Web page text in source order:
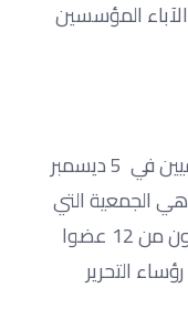
المؤسسين
ثم انعقدت أول جمعية عمومية للصحفيين في 5 ديسمبر
وهي الجمعية التي
انتخبت مجلس النقابة الأول، والذي تكون من 12 عضوا
التحرير